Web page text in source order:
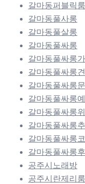
갈마동퍼블릭룸
갈마동풀사롱
갈마동풀살롱
갈마동풀싸롱
갈마동풀싸롱
갈마동풀싸롱
갈마동풀싸롱
갈마동풀싸롱
갈마동풀싸롱위
갈마동풀싸롱
갈마동풀싸롱
갈마동풀싸롱후
공주시노래방
공주시란제리룸